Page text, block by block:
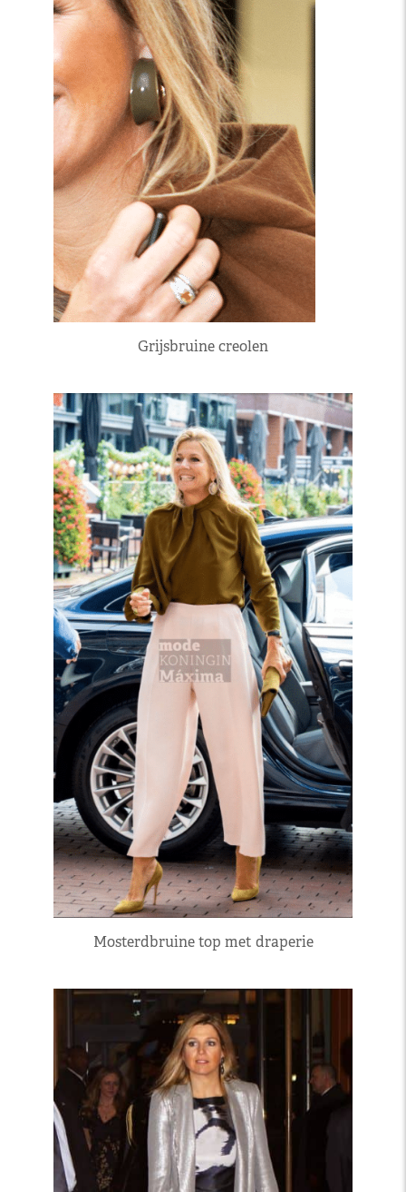
Grijsbruine creolen
Mosterdbruine top met draperie